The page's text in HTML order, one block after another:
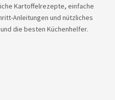
Kartoffelrezepte, einfache
Anleitungen und nützliches
die besten Küchenhelfer.